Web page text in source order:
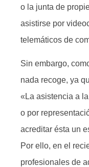
o la junta de
asistirse por
telemáticos de
Sin embargo,
nada recoge, ya
«La asistencia a
o por
acreditar ésta un
Por ello, en el
profesionales de